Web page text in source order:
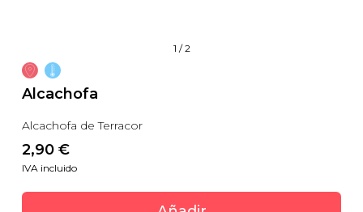
1 /2
Alcachofa
Alcachofa de Terracor
2,90 €
IVA incluido